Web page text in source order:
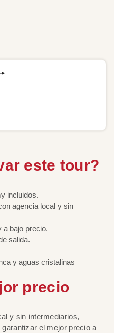
este tour?
incluidos.
agencia local y sin
a bajo precio.
salida.
y aguas cristalinas
precio
y sin intermediarios,
el mejor precio a